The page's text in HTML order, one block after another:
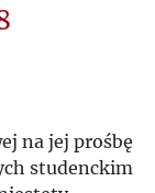
na jej prośbę
studenckim